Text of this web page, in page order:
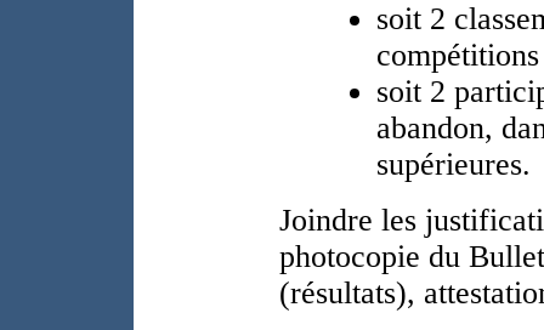
soit 2
soit 2
abandon,
supérieures.
Joindre les
photocopie du
(résultats),